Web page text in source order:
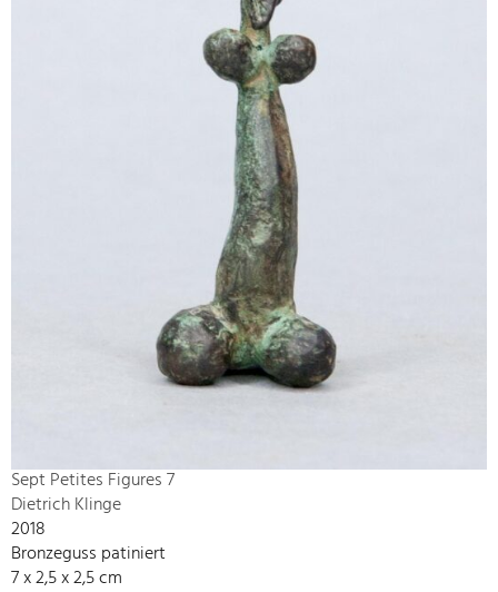
Sept Petites Figures 7
Dietrich Klinge
2018
Bronzeguss patiniert
7 x 2,5 x 2,5 cm